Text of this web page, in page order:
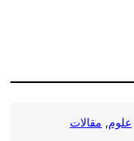
علوم, مقالات